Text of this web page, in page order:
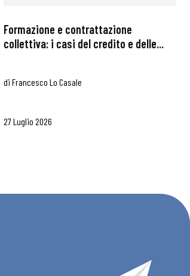
Formazione e contrattazione
collettiva: i casi del credito e delle...
di Francesco Lo Casale
27 Luglio 2026